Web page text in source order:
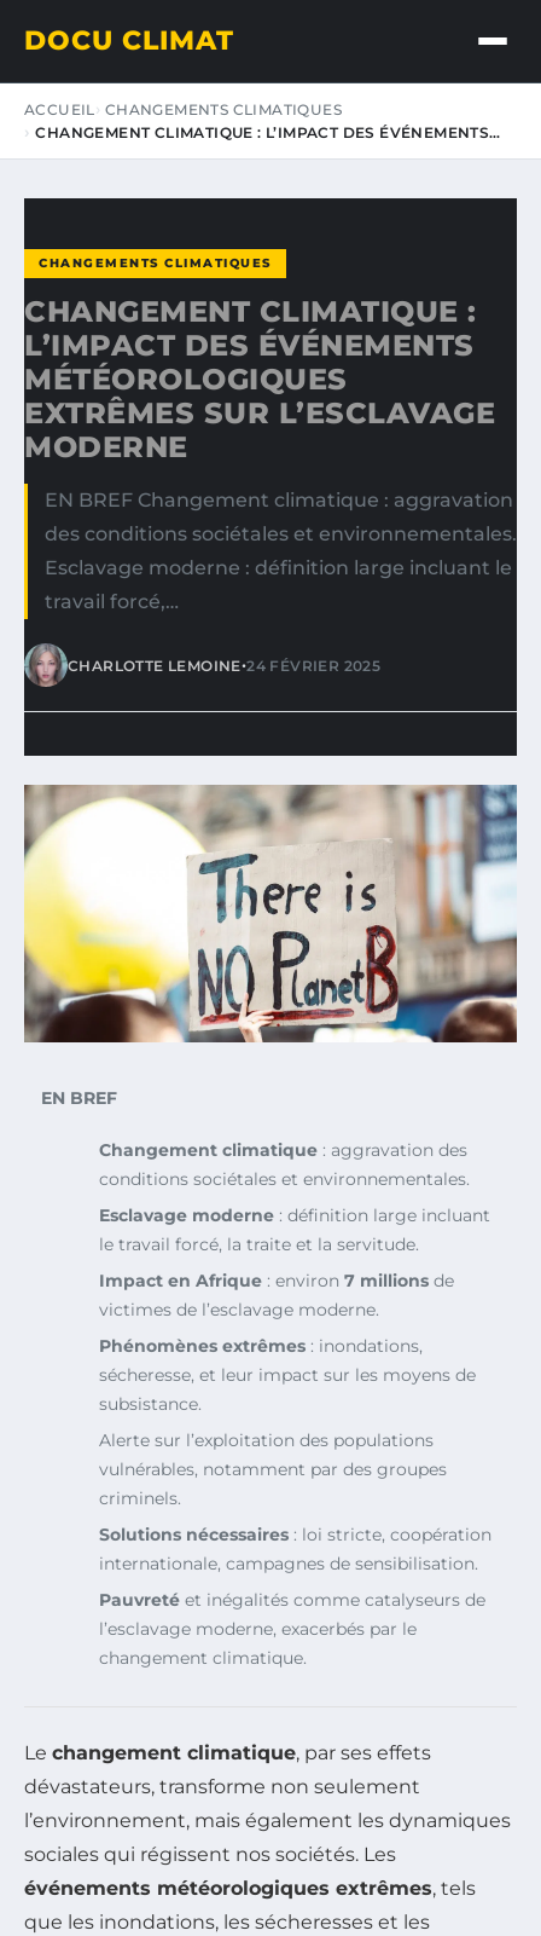
DOCU CLIMAT
ACCUEIL CHANGEMENTS CLIMATIQUES
CHANGEMENT CLIMATIQUE : L’IMPACT DES ÉVÉNEMENTS…
CHANGEMENTS CLIMATIQUES
CHANGEMENT CLIMATIQUE :
L’IMPACT DES ÉVÉNEMENTS
MÉTÉOROLOGIQUES
EXTRÊMES SUR L’ESCLAVAGE
MODERNE
EN BREF Changement climatique : aggravation
des conditions sociétales et environnementales.
Esclavage moderne : définition large incluant le
travail forcé,…
CHARLOTTE LEMOINE•24 FÉVRIER 2025
EN BREF
Changement climatique : aggravation des
conditions sociétales et environnementales.
Esclavage moderne : définition large incluant
le travail forcé, la traite et la servitude.
Impact en Afrique : environ 7 millions de
victimes de l’esclavage moderne.
Phénomènes extrêmes : inondations,
sécheresse, et leur impact sur les moyens de
subsistance.
Alerte sur l’exploitation des populations
vulnérables, notamment par des groupes
criminels.
Solutions nécessaires : loi stricte, coopération
internationale, campagnes de sensibilisation.
Pauvreté et inégalités comme catalyseurs de
l’esclavage moderne, exacerbés par le
changement climatique.
Le changement climatique, par ses effets
dévastateurs, transforme non seulement
l’environnement, mais également les dynamiques
sociales qui régissent nos sociétés. Les
événements météorologiques extrêmes, tels
que les inondations, les sécheresses et les